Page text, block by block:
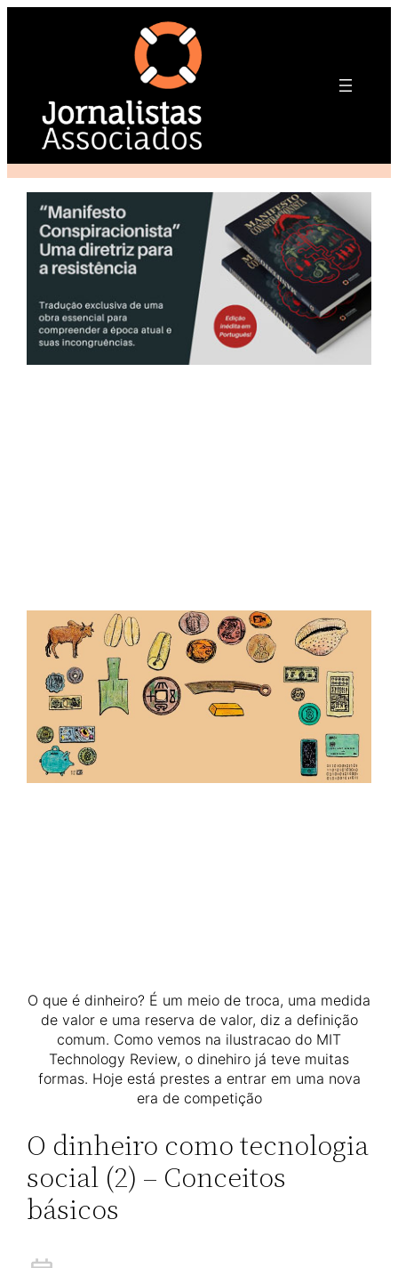
O que é dinheiro? É um meio de troca, uma medida
de valor e uma reserva de valor, diz a definição
comum. Como vemos na ilustracao do MIT
Technology Review, o dinehiro já teve muitas
formas. Hoje está prestes a entrar em uma nova
era de competição
O dinheiro como tecnologia
social (2) – Conceitos
básicos